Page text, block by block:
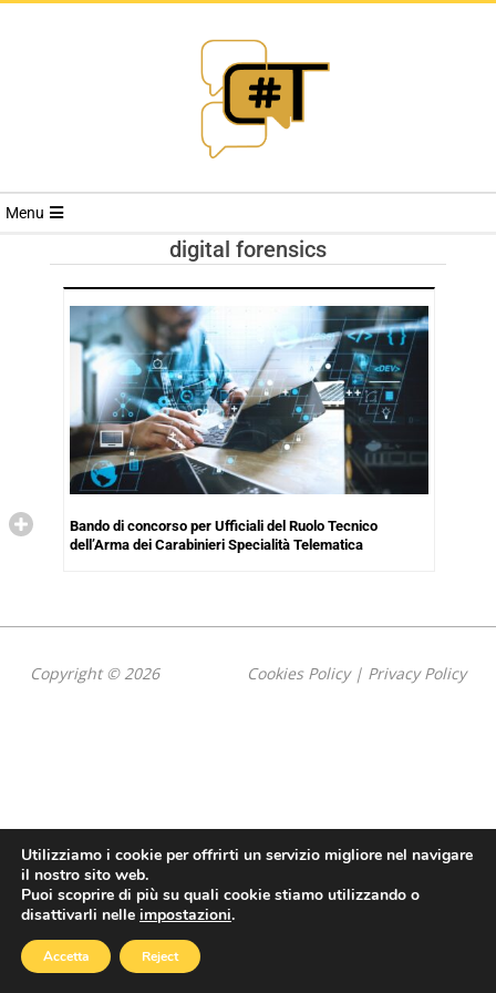
RIVISTA
TRENDS
Menu
digital forensics
Bando di concorso per Ufficiali del Ruolo Tecnico
dell’Arma dei Carabinieri Specialità Telematica
Copyright © 2026 Cookies Policy| Privacy Policy
Utilizziamo i cookie per offrirti un servizio migliore nel navigare
il nostro sito web.
Puoi scoprire di più su quali cookie stiamo utilizzando o
disattivarli nelle impostazioni.
Accetta Reject